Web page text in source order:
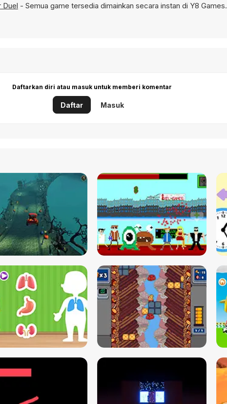
Duel - Semua game tersedia dimainkan secara instan di Y8 Games.
Daftarkan diri atau masuk untuk memberi komentar
Daftar Masuk